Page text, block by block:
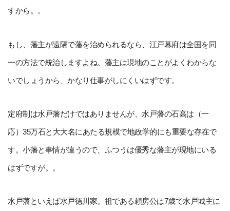
すから。。
もし、藩主が遠隔で藩を治められるなら、江戸幕府は全国を同
一の方法で統治しますよね。藩主は現地のことがよくわからな
いでしょうから、かなり仕事がしにくいはずです。
定府制は水戸藩だけではありませんが、水戸藩の石高は（一
応）35万石と大大名にあたる規模で地政学的にも重要な存在で
す。小藩と事情が違うので、ふつうは優秀な藩主が現地にいる
はずですが。。
水戸藩といえば水戸徳川家。祖である頼房公は7歳で水戸城主に